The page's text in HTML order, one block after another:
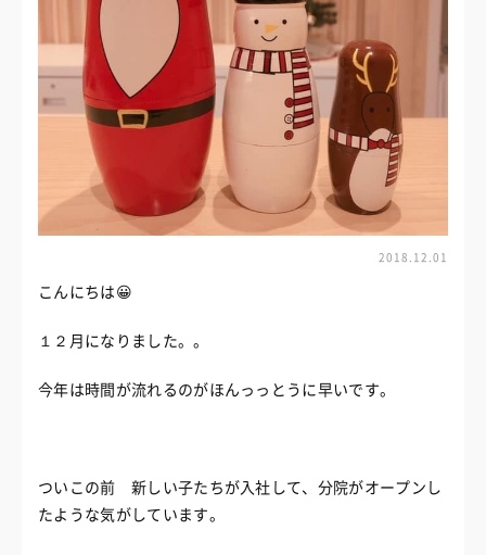
2018.12.01
こんにちは😀
１２月になりました。。
今年は時間が流れるのがほんっっとうに早いです。
ついこの前 新しい子たちが入社して、分院がオープンし
たような気がしています。